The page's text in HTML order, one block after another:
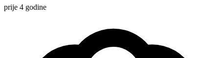
prije 4 godine